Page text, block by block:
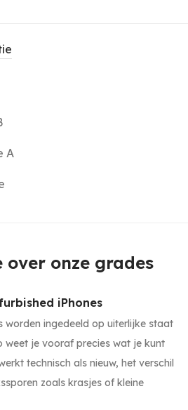
A
onze grades
iPhones
worden ingedeeld op uiterlijke staat
weet je vooraf precies wat je kunt
technisch als nieuw, het verschil
zoals krasjes of kleine